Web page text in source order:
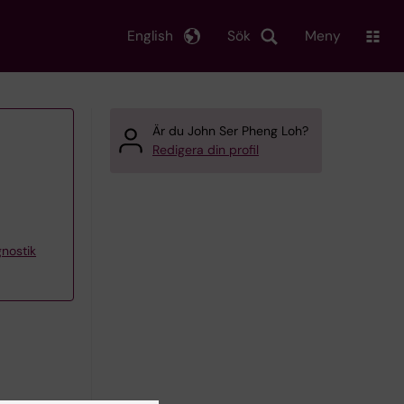
Sök
English Meny
Är du John Ser Pheng Loh?
Redigera din profil